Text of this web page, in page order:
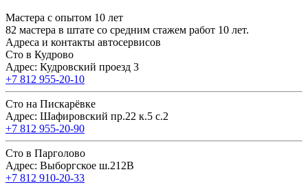
Мастера с опытом 10 лет
82 мастера в штате со средним стажем работ 10 лет.
Адреса и контакты автосервисов
Сто в Кудрово
Адрес: Кудровский проезд 3
+7 812 955-20-10
Сто на Пискарёвке
Адрес: Шафировский пр.22 к.5 с.2
+7 812 955-20-90
Сто в Парголово
Адрес: Выборгское ш.212В
+7 812 910-20-33